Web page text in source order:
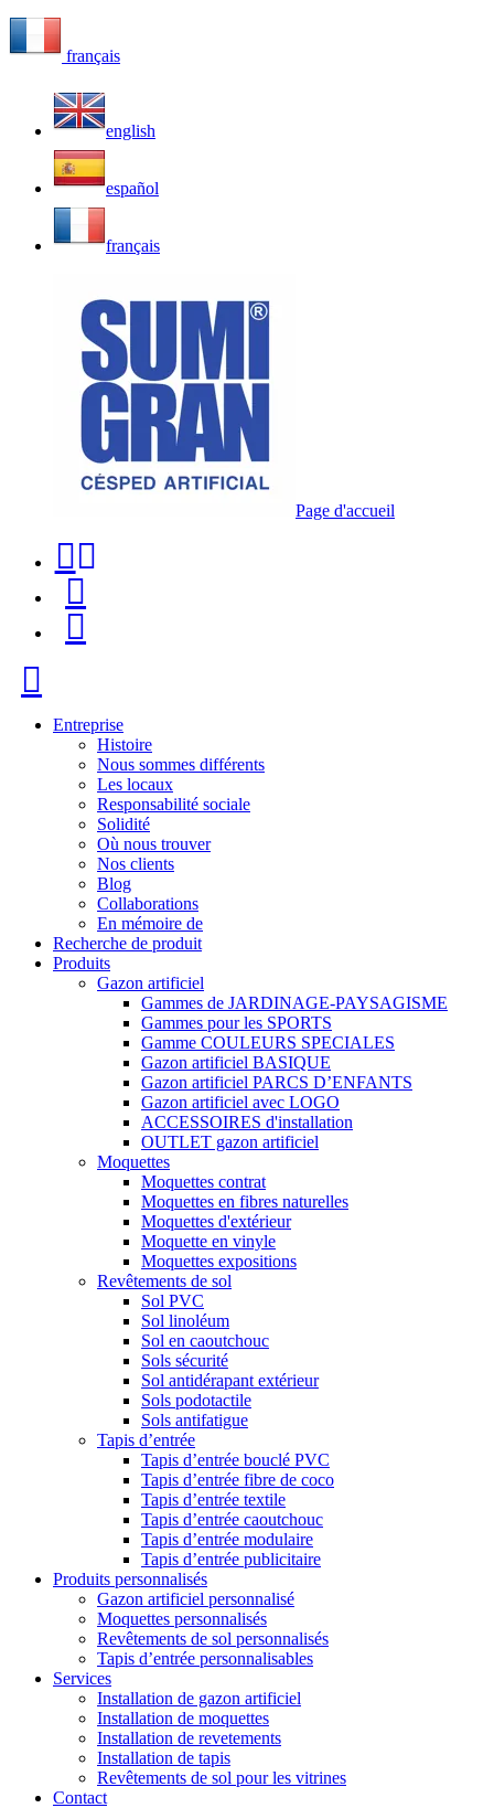
français
english
español
français
Page d'accueil
116
96
57
Entreprise
Histoire
Nous sommes différents
Les locaux
Responsabilité sociale
Solidité
Où nous trouver
Nos clients
Blog
Collaborations
En mémoire de
Recherche de produit
Produits
Gazon artificiel
Gammes de JARDINAGE-PAYSAGISME
Gammes pour les SPORTS
Gamme COULEURS SPECIALES
Gazon artificiel BASIQUE
Gazon artificiel PARCS D’ENFANTS
Gazon artificiel avec LOGO
ACCESSOIRES d'installation
OUTLET gazon artificiel
Moquettes
Moquettes contrat
Moquettes en fibres naturelles
Moquettes d'extérieur
Moquette en vinyle
Moquettes expositions
Revêtements de sol
Sol PVC
Sol linoléum
Sol en caoutchouc
Sols sécurité
Sol antidérapant extérieur
Sols podotactile
Sols antifatigue
Tapis d’entrée
Tapis d’entrée bouclé PVC
Tapis d’entrée fibre de coco
Tapis d’entrée textile
Tapis d’entrée caoutchouc
Tapis d’entrée modulaire
Tapis d’entrée publicitaire
Produits personnalisés
Gazon artificiel personnalisé
Moquettes personnalisés
Revêtements de sol personnalisés
Tapis d’entrée personnalisables
Services
Installation de gazon artificiel
Installation de moquettes
Installation de revetements
Installation de tapis
Revêtements de sol pour les vitrines
Contact